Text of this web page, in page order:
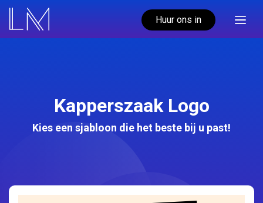
Huur ons in
Kapperszaak Logo
Kies een sjabloon die het beste bij u past!